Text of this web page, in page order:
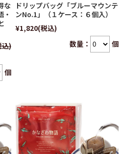
な
)
個
ドリップバッグ「ブルーマウンテ
ンNo.1」（１ケース：６個入）
¥1,820(税込)
数量：
個